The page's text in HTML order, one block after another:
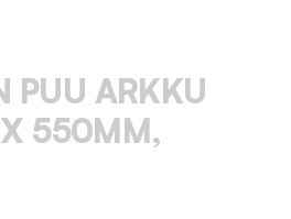
PUU ARKKU
550MM,